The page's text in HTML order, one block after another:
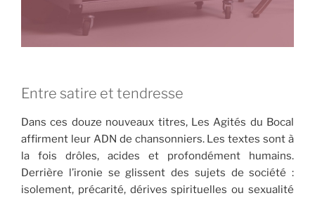
Entre satire et tendresse
Dans ces douze nouveaux titres, Les Agités du Bocal
affirment leur ADN de chansonniers. Les textes sont à
la fois drôles, acides et profondément humains.
Derrière l’ironie se glissent des sujets de société :
isolement, précarité, dérives spirituelles ou sexualité